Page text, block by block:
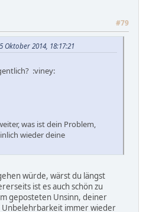
#79
2014, 18:17:21
:viney:
was ist dein Problem,
wieder deine
würde, wärst du längst
ist es auch schön zu
geposteten Unsinn, deiner
immer wieder